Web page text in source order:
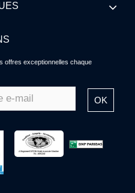
offres exceptionnelles chaque
OK